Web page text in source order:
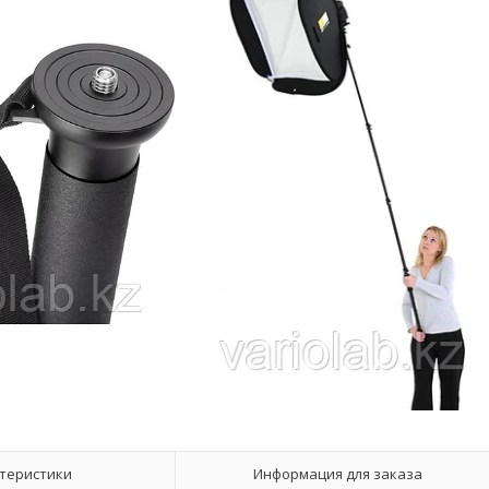
Информация для заказа